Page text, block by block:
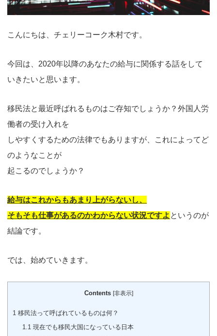
こんにちは、チェリーコーク木村です。
今回は、2020年以降のあなたの給与に関係する話をして
いきたいと思います。
移民法と最近呼ばれるものはご存知でしょうか？外国人労
働者の受け入れを
しやすくするための法律でもありますが、これによってど
のようなことが
起こるのでしょうか？
給与はこれからもあまり上がらないし、
そもそも仕事があるのかわからない状況ですよ というのが
結論です。
では、始めていきます。
Contents [非表示]
1 移民法って呼ばれているものは何？
1.1 現在でも移民大国になっている日本